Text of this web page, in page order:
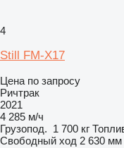
4
Still FM-X17
Цена по запросу
Ричтрак
2021
4 285 м/ч
Грузопод. 1 700 кг
Свободный ход 2 630 мм